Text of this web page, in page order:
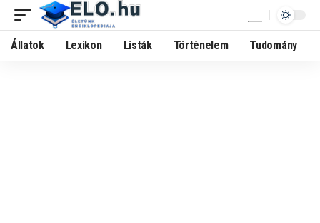
Állatok Lexikon Listák Történelem Tudomány